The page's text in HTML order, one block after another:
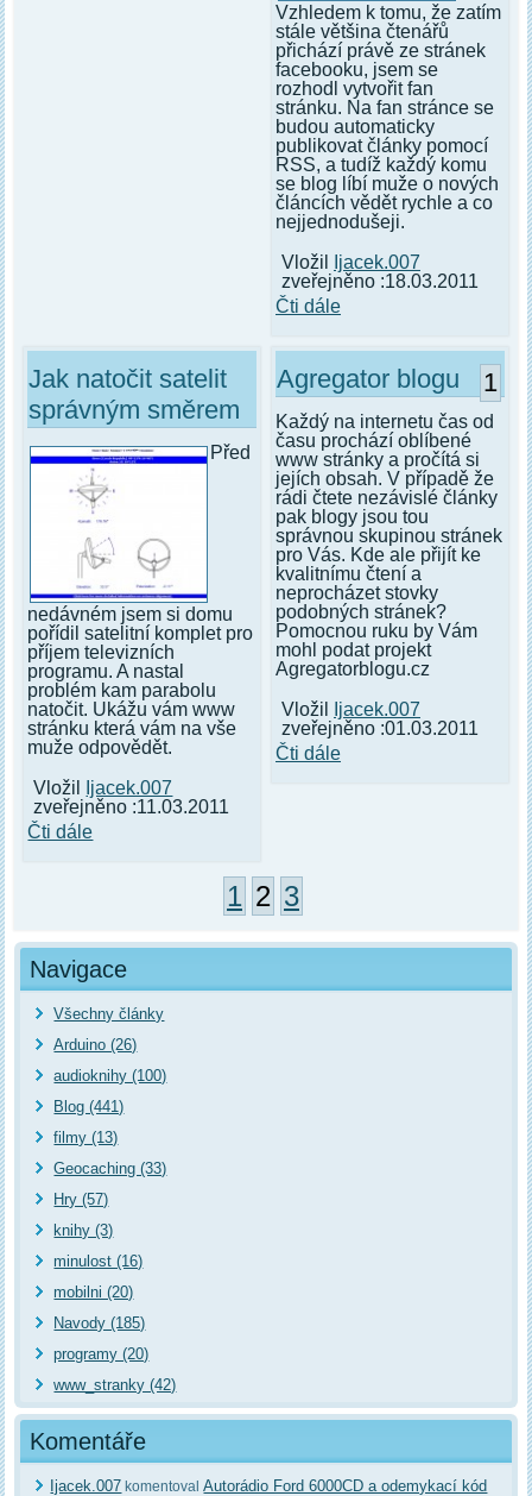
Vzhledem k tomu, že zatím
stále většina čtenářů
přichází právě ze stránek
facebooku, jsem se
rozhodl vytvořit fan
stránku. Na fan stránce se
budou automaticky
publikovat články pomocí
RSS, a tudíž každý komu
se blog líbí muže o nových
článcích vědět rychle a co
nejjednodušeji.
Vložil
Ijacek.007
zveřejněno :18.03.2011
Čti dále
Jak natočit satelit
správným směrem
Před
nedávném jsem si domu
pořídil satelitní komplet pro
příjem televizních
programu. A nastal
problém kam parabolu
natočit. Ukážu vám www
stránku která vám na vše
muže odpovědět.
Vložil
Ijacek.007
zveřejněno :11.03.2011
Čti dále
Agregator blogu 1
Každý na internetu čas od
času prochází oblíbené
www stránky a pročítá si
jejích obsah. V případě že
rádi čtete nezávislé články
pak blogy jsou tou
správnou skupinou stránek
pro Vás. Kde ale přijít ke
kvalitnímu čtení a
neprocházet stovky
podobných stránek?
Pomocnou ruku by Vám
mohl podat projekt
Agregatorblogu.cz
Vložil
Ijacek.007
zveřejněno :01.03.2011
Čti dále
1 2 3
Navigace
Všechny články
Arduino (26)
audioknihy (100)
Blog (441)
filmy (13)
Geocaching (33)
Hry (57)
knihy (3)
minulost (16)
mobilni (20)
Navody (185)
programy (20)
www_stranky (42)
Komentáře
Ijacek.007 komentovalAutorádio Ford 6000CD a odemykací kód